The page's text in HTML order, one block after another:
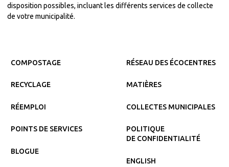
disposition possibles, incluant les différents services de collecte
de votre municipalité.
COMPOSTAGE
RECYCLAGE
RÉEMPLOI
POINTS DE SERVICES
BLOGUE
RÉSEAU DES ÉCOCENTRES
MATIÈRES
COLLECTES MUNICIPALES
POLITIQUE
DE CONFIDENTIALITÉ
ENGLISH